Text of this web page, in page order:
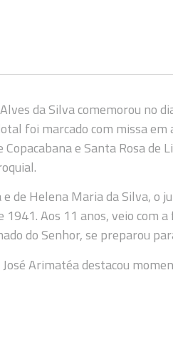
da Silva comemorou no
foi marcado com missa em
e Santa Rosa de
de Helena Maria da Silva, o
1941. Aos 11 anos, veio com
do Senhor, se preparou
Arimatéa destacou